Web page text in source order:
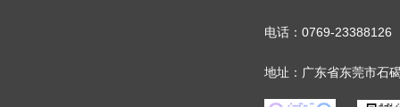
电话：0769-23388126
地址：广东省东莞市石